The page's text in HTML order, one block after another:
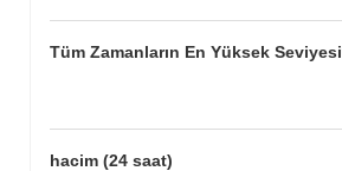
Tüm Zamanların En Yüksek Seviyesi
hacim (24 saat)